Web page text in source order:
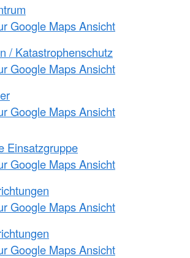
Google Maps Ansicht
/ Katastrophenschutz
Google Maps Ansicht
Google Maps Ansicht
Einsatzgruppe
Google Maps Ansicht
Google Maps Ansicht
Google Maps Ansicht